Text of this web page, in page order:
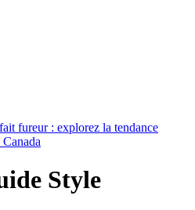
fureur : explorez la tendance
Style